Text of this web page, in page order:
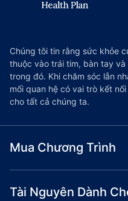
Chúng tôi tin rằng sức khỏe
thuộc vào trái tim, bàn tay
trong đó. Khi chăm sóc lẫn
mối quan hệ có vai trò kết
cho tất cả chúng ta.
Mua Chương Trình
Tài Nguyên Dành